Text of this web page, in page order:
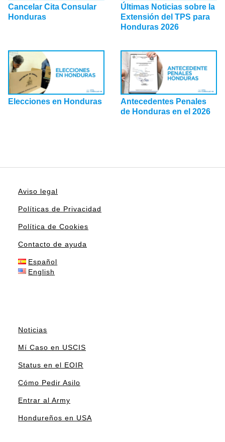
Cancelar Cita Consular
Honduras
Últimas Noticias sobre la
Extensión del TPS para
Honduras 2026
Elecciones en Honduras
Antecedentes Penales
de Honduras en el 2026
Aviso legal
Políticas de Privacidad
Política de Cookies
Contacto de ayuda
Español
English
Noticias
Mí Caso en USCIS
Status en el EOIR
Cómo Pedir Asilo
Entrar al Army
Hondureños en USA